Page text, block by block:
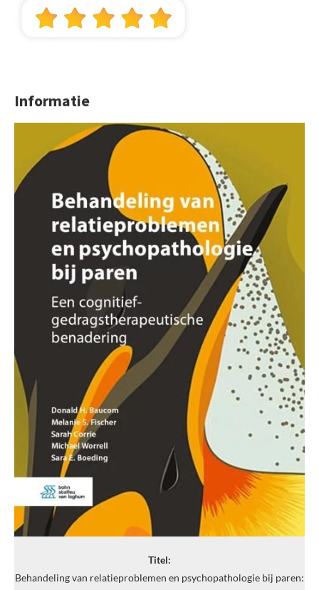
Informatie
Titel:
Behandeling van relatieproblemen en psychopathologie bij paren: